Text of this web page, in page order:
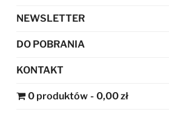
NEWSLETTER
DO POBRANIA
KONTAKT
0 produktów 0,00 zł